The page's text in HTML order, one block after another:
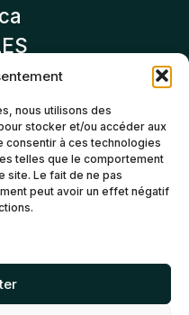
nous utilisons des
stocker et/ou accéder aux
consentir à ces technologies
telles que le comportement
site. Le fait de ne pas
peut avoir un effet négatif
et
(CA)